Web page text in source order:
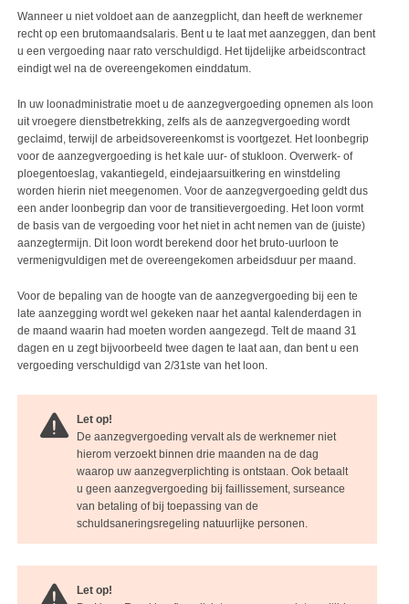
Wanneer u niet voldoet aan de aanzegplicht, dan heeft de werknemer
recht op een brutomaandsalaris. Bent u te laat met aanzeggen, dan bent
u een vergoeding naar rato verschuldigd. Het tijdelijke arbeidscontract
eindigt wel na de overeengekomen einddatum.
In uw loonadministratie moet u de aanzegvergoeding opnemen als loon
uit vroegere dienstbetrekking, zelfs als de aanzegvergoeding wordt
geclaimd, terwijl de arbeidsovereenkomst is voortgezet. Het loonbegrip
voor de aanzegvergoeding is het kale uur- of stukloon. Overwerk- of
ploegentoeslag, vakantiegeld, eindejaarsuitkering en winstdeling
worden hierin niet meegenomen. Voor de aanzegvergoeding geldt dus
een ander loonbegrip dan voor de transitievergoeding. Het loon vormt
de basis van de vergoeding voor het niet in acht nemen van de (juiste)
aanzegtermijn. Dit loon wordt berekend door het bruto-uurloon te
vermenigvuldigen met de overeengekomen arbeidsduur per maand.
Voor de bepaling van de hoogte van de aanzegvergoeding bij een te
late aanzegging wordt wel gekeken naar het aantal kalenderdagen in
de maand waarin had moeten worden aangezegd. Telt de maand 31
dagen en u zegt bijvoorbeeld twee dagen te laat aan, dan bent u een
vergoeding verschuldigd van 2/31ste van het loon.
Let op!
De aanzegvergoeding vervalt als de werknemer niet
hierom verzoekt binnen drie maanden na de dag
waarop uw aanzegverplichting is ontstaan. Ook betaalt
u geen aanzegvergoeding bij faillissement, surseance
van betaling of bij toepassing van de
schuldsaneringsregeling natuurlijke personen.
Let op!